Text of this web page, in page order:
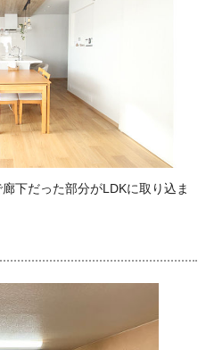
下だった部分がLDKに取り込ま